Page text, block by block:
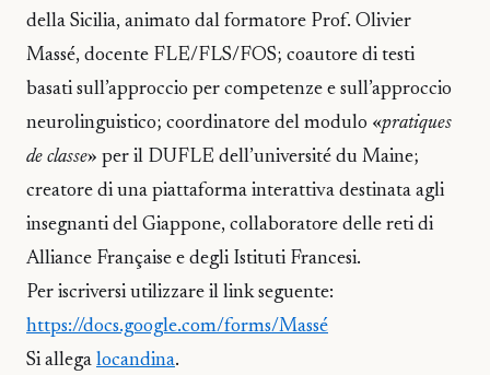
della Sicilia, animato dal formatore Prof. Olivier
Massé, docente FLE/FLS/FOS; coautore di testi
basati sull’approccio per competenze e sull’approccio
neurolinguistico; coordinatore del modulo «pratiques
de classe» per il DUFLE dell’université du Maine;
creatore di una piattaforma interattiva destinata agli
insegnanti del Giappone, collaboratore delle reti di
Alliance Française e degli Istituti Francesi.
Per iscriversi utilizzare il link seguente:
https://docs.google.com/forms/Massé
Si allega locandina.